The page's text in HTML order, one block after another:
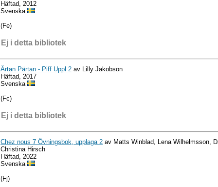
Häftad, 2012
Svenska
(Fe)
Ej i detta bibliotek
Ärtan Pärtan - Piff Uppl 2 av Lilly Jakobson
Häftad, 2017
Svenska
(Fc)
Ej i detta bibliotek
Chez nous 7 Övningsbok, upplaga 2 av Matts Winblad, Lena Wilhelmsson,
Christina Hirsch
Häftad, 2022
Svenska
(Fj)